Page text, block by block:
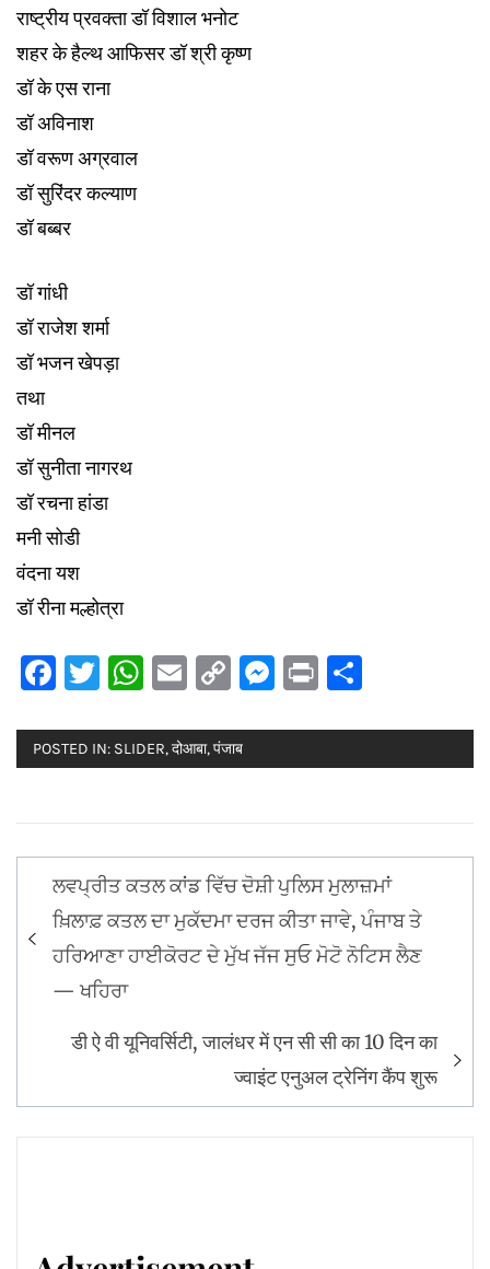
राष्ट्रीय प्रवक्ता डॉ विशाल भनोट
शहर के हैल्थ आफिसर डॉ श्री कृष्ण
डॉ के एस राना
डॉ अविनाश
डॉ वरूण अग्रवाल
डॉ सुरिंदर कल्याण
डॉ बब्बर
डॉ गांधी
डॉ राजेश शर्मा
डॉ भजन खेपड़ा
तथा
डॉ मीनल
डॉ सुनीता नागरथ
डॉ रचना हांडा
मनी सोडी
वंदना यश
डॉ रीना मल्होत्रा
Facebook
Twitter
WhatsApp
Email
CopyMessenger
Print
POSTED IN: SLIDER,दोआबा,पंजाब
Post
navigation
ਲਵਪ੍ਰੀਤ ਕਤਲ ਕਾਂਡ ਵਿੱਚ ਦੋਸ਼ੀ ਪੁਲਿਸ ਮੁਲਾਜ਼ਮਾਂ
ਖ਼ਿਲਾਫ਼ ਕਤਲ ਦਾ ਮੁਕੱਦਮਾ ਦਰਜ ਕੀਤਾ ਜਾਵੇ, ਪੰਜਾਬ ਤੇ
ਹਰਿਆਣਾ ਹਾਈਕੋਰਟ ਦੇ ਮੁੱਖ ਜੱਜ ਸੁਓ ਮੋਟੋ ਨੋਟਿਸ ਲੈਣ
— ਖਹਿਰਾ
डी ऐ वी यूनिवर्सिटी, जालंधर में एन सी सी का 10 दिन का
ज्वाइंट एनुअल ट्रेनिंग कैंप शुरू